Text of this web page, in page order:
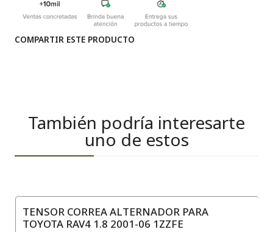
COMPARTIR ESTE PRODUCTO
También podría interesarte
uno de estos
TENSOR CORREA ALTERNADOR PARA
TOYOTA RAV4 1.8 2001-06 1ZZFE